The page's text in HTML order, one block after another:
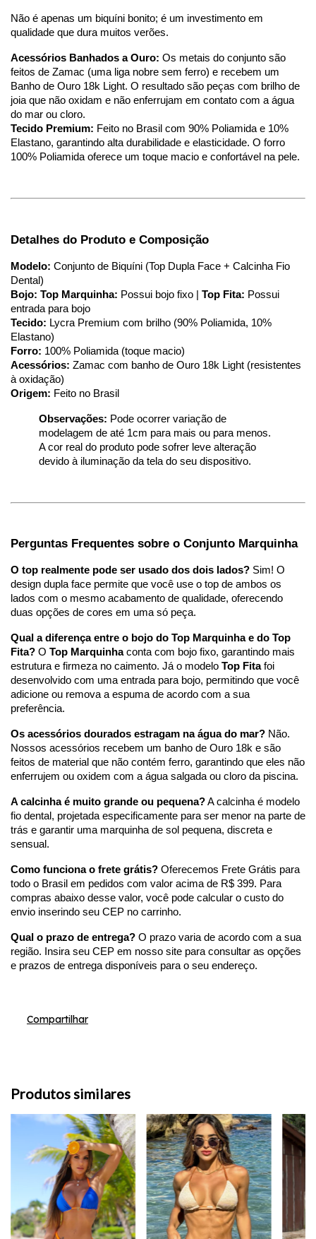
Não é apenas um biquíni bonito; é um investimento em
qualidade que dura muitos verões.
Acessórios Banhados a Ouro: Os metais do conjunto são
feitos de Zamac (uma liga nobre sem ferro) e recebem um
Banho de Ouro 18k Light. O resultado são peças com brilho de
joia que não oxidam e não enferrujam em contato com a água
do mar ou cloro.
Tecido Premium: Feito no Brasil com 90% Poliamida e 10%
Elastano, garantindo alta durabilidade e elasticidade. O forro
100% Poliamida oferece um toque macio e confortável na pele.
Detalhes do Produto e Composição
Modelo: Conjunto de Biquíni (Top Dupla Face + Calcinha Fio
Dental)
Bojo: Top Marquinha: Possui bojo fixo | Top Fita: Possui
entrada para bojo
Tecido: Lycra Premium com brilho (90% Poliamida, 10%
Elastano)
Forro: 100% Poliamida (toque macio)
Acessórios: Zamac com banho de Ouro 18k Light (resistentes
à oxidação)
Origem: Feito no Brasil
Observações: Pode ocorrer variação de
modelagem de até 1cm para mais ou para menos.
A cor real do produto pode sofrer leve alteração
devido à iluminação da tela do seu dispositivo.
Perguntas Frequentes sobre o Conjunto Marquinha
O top realmente pode ser usado dos dois lados? Sim! O
design dupla face permite que você use o top de ambos os
lados com o mesmo acabamento de qualidade, oferecendo
duas opções de cores em uma só peça.
Qual a diferença entre o bojo do Top Marquinha e do Top
Fita? O Top Marquinhaconta com bojo fixo, garantindo mais
estrutura e firmeza no caimento. Já o modelo Top Fitafoi
desenvolvido com uma entrada para bojo, permitindo que você
adicione ou remova a espuma de acordo com a sua
preferência.
Os acessórios dourados estragam na água do mar? Não.
Nossos acessórios recebem um banho de Ouro 18k e são
feitos de material que não contém ferro, garantindo que eles não
enferrujem ou oxidem com a água salgada ou cloro da piscina.
A calcinha é muito grande ou pequena?A calcinha é modelo
fio dental, projetada especificamente para ser menor na parte de
trás e garantir uma marquinha de sol pequena, discreta e
sensual.
Como funciona o frete grátis? Oferecemos Frete Grátis para
todo o Brasil em pedidos com valor acima de R$ 399. Para
compras abaixo desse valor, você pode calcular o custo do
envio inserindo seu CEP no carrinho.
Qual o prazo de entrega? O prazo varia de acordo com a sua
região. Insira seu CEP em nosso site para consultar as opções
e prazos de entrega disponíveis para o seu endereço.
Compartilhar
Produtos similares